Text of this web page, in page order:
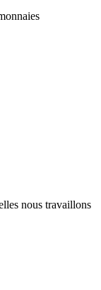
nous travaillons